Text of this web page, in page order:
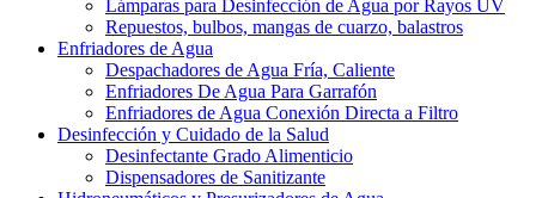
Lámparas para Desinfección de Agua por Rayos UV
Repuestos, bulbos, mangas de cuarzo, balastros
Enfriadores de Agua
Despachadores de Agua Fría, Caliente
Enfriadores De Agua Para Garrafón
Enfriadores de Agua Conexión Directa a Filtro
Desinfección y Cuidado de la Salud
Desinfectante Grado Alimenticio
Dispensadores de Sanitizante